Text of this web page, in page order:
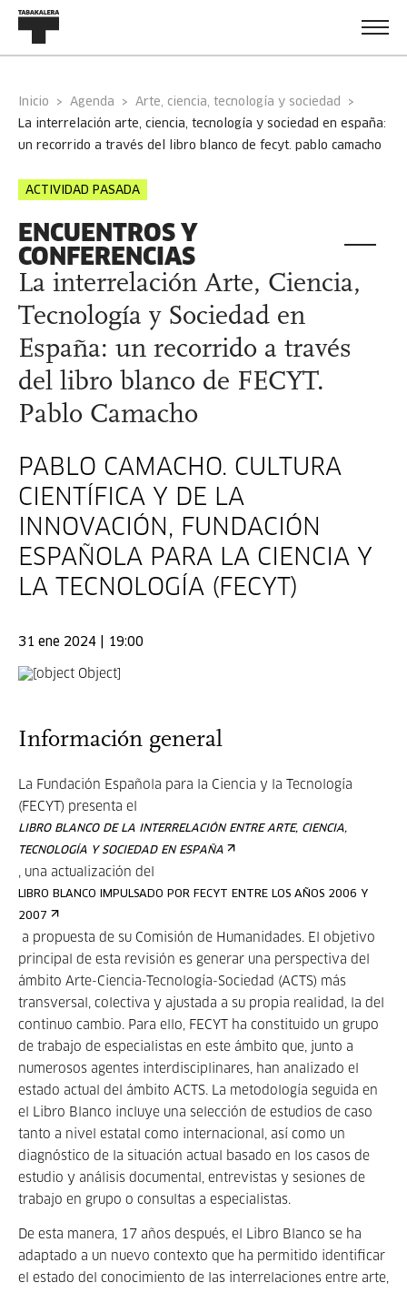
Inicio Agenda
Arte, ciencia, tecnología y sociedad
la interrelación arte, ciencia, tecnología y sociedad en españa:
un recorrido a través del libro blanco de fecyt. pablo camacho
ACTIVIDAD PASADA
ENCUENTROS Y
CONFERENCIAS
La interrelación Arte, Ciencia,
Tecnología y Sociedad en
España: un recorrido a través
del libro blanco de FECYT.
Pablo Camacho
PABLO CAMACHO. CULTURA
CIENTÍFICA Y DE LA
INNOVACIÓN, FUNDACIÓN
ESPAÑOLA PARA LA CIENCIA Y
LA TECNOLOGÍA (FECYT)
31 ene 2024 | 19:00
Información general
La Fundación Española para la Ciencia y la Tecnología
(FECYT) presenta el
LIBRO BLANCO DE LA INTERRELACIÓN ENTRE ARTE, CIENCIA,
TECNOLOGÍA Y SOCIEDAD EN ESPAÑA
, una actualización del
LIBRO BLANCO IMPULSADO POR FECYT ENTRE LOS AÑOS 2006 Y
2007
a propuesta de su Comisión de Humanidades. El objetivo
principal de esta revisión es generar una perspectiva del
ámbito Arte-Ciencia-Tecnología-Sociedad (ACTS) más
transversal, colectiva y ajustada a su propia realidad, la del
continuo cambio. Para ello, FECYT ha constituido un grupo
de trabajo de especialistas en este ámbito que, junto a
numerosos agentes interdisciplinares, han analizado el
estado actual del ámbito ACTS. La metodología seguida en
el Libro Blanco incluye una selección de estudios de caso
tanto a nivel estatal como internacional, así como un
diagnóstico de la situación actual basado en los casos de
estudio y análisis documental, entrevistas y sesiones de
trabajo en grupo o consultas a especialistas.
De esta manera, 17 años después, el Libro Blanco se ha
adaptado a un nuevo contexto que ha permitido identificar
el estado del conocimiento de las interrelaciones entre arte,